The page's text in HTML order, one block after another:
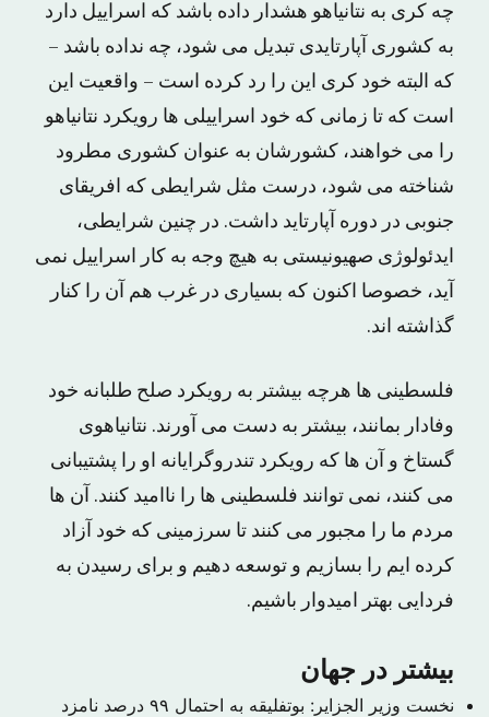
چه کری به نتانیاهو هشدار داده باشد که اسراییل دارد
به کشوری آپارتایدی تبدیل می شود، چه نداده باشد –
که البته خود کری این را رد کرده است – واقعیت این
است که تا زمانی که خود اسراییلی ها رویکرد نتانیاهو
را می خواهند، کشورشان به عنوان کشوری مطرود
شناخته می شود، درست مثل شرایطی که افریقای
جنوبی در دوره آپارتاید داشت. در چنین شرایطی،
ایدئولوژی صهیونیستی به هیچ وجه به کار اسراییل نمی
آید، خصوصا اکنون که بسیاری در غرب هم آن را کنار
گذاشته اند.
فلسطینی ها هرچه بیشتر به رویکرد صلح طلبانه خود
وفادار بمانند، بیشتر به دست می آورند. نتانیاهوی
گستاخ و آن ها که رویکرد تندروگرایانه او را پشتیبانی
می کنند، نمی توانند فلسطینی ها را ناامید کنند. آن ها
مردم ما را مجبور می کنند تا سرزمینی که خود آزاد
کرده ایم را بسازیم و توسعه دهیم و برای رسیدن به
فردایی بهتر امیدوار باشیم.
بیشتر در جهان
نخست وزیر الجزایر: بوتفلیقه به احتمال ۹۹ درصد نامزد